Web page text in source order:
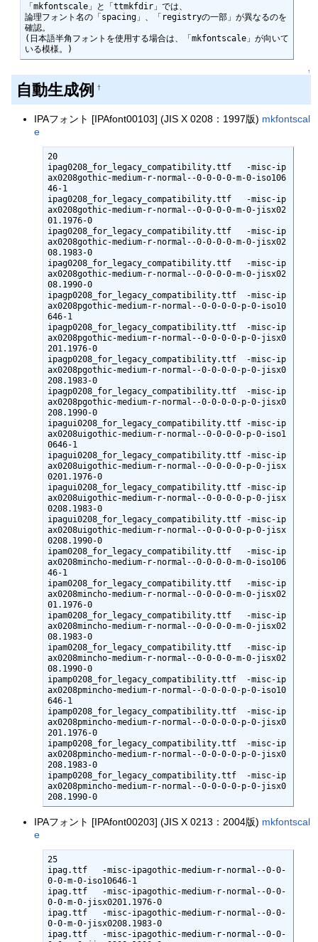
「mkfontscale」と「ttmkfdir」では、
論理フォント名の「spacing」、「registryの一部」が異なるのを
確認。
(日本語半角フォントを使用する場合は、「mkfontscale」が向いて
いる模様。)
↑
自動生成例 †
IPAフォント [IPAfont00103] (JIS X 0208：1997版) mkfontscal
e
20
ipag0208_for_legacy_compatibility.ttf   -misc-ip
ax0208gothic-medium-r-normal--0-0-0-0-m-0-iso106
46-1
ipag0208_for_legacy_compatibility.ttf   -misc-ip
ax0208gothic-medium-r-normal--0-0-0-0-m-0-jisx02
01.1976-0
ipag0208_for_legacy_compatibility.ttf   -misc-ip
ax0208gothic-medium-r-normal--0-0-0-0-m-0-jisx02
08.1983-0
ipag0208_for_legacy_compatibility.ttf   -misc-ip
ax0208gothic-medium-r-normal--0-0-0-0-m-0-jisx02
08.1990-0
ipagp0208_for_legacy_compatibility.ttf  -misc-ip
ax0208pgothic-medium-r-normal--0-0-0-0-p-0-iso10
646-1
ipagp0208_for_legacy_compatibility.ttf  -misc-ip
ax0208pgothic-medium-r-normal--0-0-0-0-p-0-jisx0
201.1976-0
ipagp0208_for_legacy_compatibility.ttf  -misc-ip
ax0208pgothic-medium-r-normal--0-0-0-0-p-0-jisx0
208.1983-0
ipagp0208_for_legacy_compatibility.ttf  -misc-ip
ax0208pgothic-medium-r-normal--0-0-0-0-p-0-jisx0
208.1990-0
ipagui0208_for_legacy_compatibility.ttf -misc-ip
ax0208uigothic-medium-r-normal--0-0-0-0-p-0-iso1
0646-1
ipagui0208_for_legacy_compatibility.ttf -misc-ip
ax0208uigothic-medium-r-normal--0-0-0-0-p-0-jisx
0201.1976-0
ipagui0208_for_legacy_compatibility.ttf -misc-ip
ax0208uigothic-medium-r-normal--0-0-0-0-p-0-jisx
0208.1983-0
ipagui0208_for_legacy_compatibility.ttf -misc-ip
ax0208uigothic-medium-r-normal--0-0-0-0-p-0-jisx
0208.1990-0
ipam0208_for_legacy_compatibility.ttf   -misc-ip
ax0208mincho-medium-r-normal--0-0-0-0-m-0-iso106
46-1
ipam0208_for_legacy_compatibility.ttf   -misc-ip
ax0208mincho-medium-r-normal--0-0-0-0-m-0-jisx02
01.1976-0
ipam0208_for_legacy_compatibility.ttf   -misc-ip
ax0208mincho-medium-r-normal--0-0-0-0-m-0-jisx02
08.1983-0
ipam0208_for_legacy_compatibility.ttf   -misc-ip
ax0208mincho-medium-r-normal--0-0-0-0-m-0-jisx02
08.1990-0
ipamp0208_for_legacy_compatibility.ttf  -misc-ip
ax0208pmincho-medium-r-normal--0-0-0-0-p-0-iso10
646-1
ipamp0208_for_legacy_compatibility.ttf  -misc-ip
ax0208pmincho-medium-r-normal--0-0-0-0-p-0-jisx0
201.1976-0
ipamp0208_for_legacy_compatibility.ttf  -misc-ip
ax0208pmincho-medium-r-normal--0-0-0-0-p-0-jisx0
208.1983-0
ipamp0208_for_legacy_compatibility.ttf  -misc-ip
ax0208pmincho-medium-r-normal--0-0-0-0-p-0-jisx0
208.1990-0
IPAフォント [IPAfont00203] (JIS X 0213：2004版) mkfontscal
e
25
ipag.ttf   -misc-ipagothic-medium-r-normal--0-0-
0-0-m-0-iso10646-1
ipag.ttf   -misc-ipagothic-medium-r-normal--0-0-
0-0-m-0-jisx0201.1976-0
ipag.ttf   -misc-ipagothic-medium-r-normal--0-0-
0-0-m-0-jisx0208.1983-0
ipag.ttf   -misc-ipagothic-medium-r-normal--0-0-